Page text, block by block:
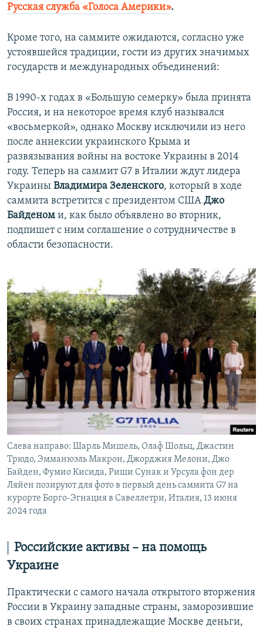
Русская служба «Голоса Америки».
Кроме того, на саммите ожидаются, согласно уже
устоявшейся традиции, гости из других значимых
государств и международных объединений:
В 1990-х годах в «Большую семерку» была принята
Россия, и на некоторое время клуб назывался
«восьмеркой», однако Москву исключили из него
после аннексии украинского Крыма и
развязывания войны на востоке Украины в 2014
году. Теперь на саммит G7 в Италии ждут лидера
Украины Владимира Зеленского, который в ходе
саммита встретится с президентом США Джо
Байденом и, как было объявлено во вторник,
подпишет с ним соглашение о сотрудничестве в
области безопасности.
Слева направо: Шарль Мишель, Олаф Шольц, Джастин
Трюдо, Эмманюэль Макрон, Джорджия Мелони, Джо
Байден, Фумио Кисида, Риши Сунак и Урсула фон дер
Ляйен позируют для фото в первый день саммита G7 на
курорте Борго-Эгнация в Савеллетри, Италия, 13 июня
2024 года
Российские активы – на помощь
Украине
Практически с самого начала открытого вторжения
России в Украину западные страны, заморозившие
в своих странах принадлежащие Москве деньги,